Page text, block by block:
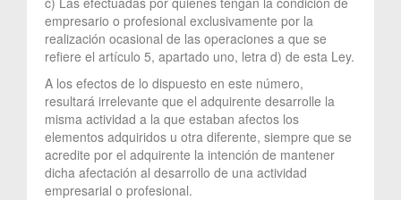
empresario o profesional exclusivamente por la
realización ocasional de las operaciones a que se
refiere el artículo 5, apartado uno, letra d) de esta Ley.
A los efectos de lo dispuesto en este número,
resultará irrelevante que el adquirente desarrolle la
misma actividad a la que estaban afectos los
elementos adquiridos u otra diferente, siempre que se
acredite por el adquirente la intención de mantener
dicha afectación al desarrollo de una actividad
empresarial o profesional.